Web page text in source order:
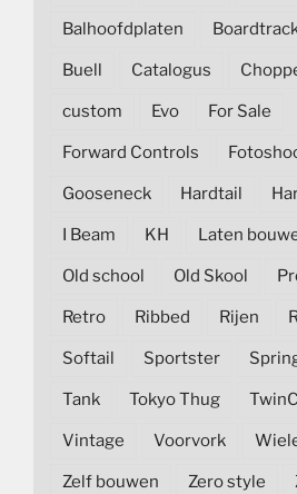
Balhoofdplaten
Buell Catalogus
custom Evo For Sale
Forward Controls
Gooseneck Hardtail
I Beam KH Laten
Old school Old Skool
Retro Ribbed Rijen
Softail Sportster
Tank Tokyo Thug
Vintage Voorvork
Zelf bouwen Zero style